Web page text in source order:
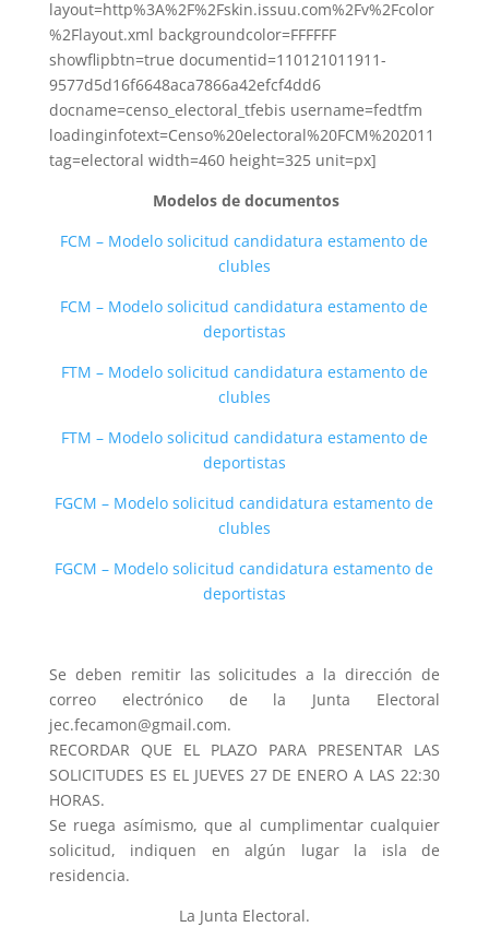
layout=http%3A%2F%2Fskin.issuu.com%2Fv%2Fcolor
%2Flayout.xml backgroundcolor=FFFFFF
showflipbtn=true documentid=110121011911-
9577d5d16f6648aca7866a42efcf4dd6
docname=censo_electoral_tfebis username=fedtfm
loadinginfotext=Censo%20electoral%20FCM%202011
tag=electoral width=460 height=325 unit=px]
Modelos de documentos
FCM – Modelo solicitud candidatura estamento de
clubles
FCM – Modelo solicitud candidatura estamento de
deportistas
FTM – Modelo solicitud candidatura estamento de
clubles
FTM – Modelo solicitud candidatura estamento de
deportistas
FGCM – Modelo solicitud candidatura estamento de
clubles
FGCM – Modelo solicitud candidatura estamento de
deportistas
Se deben remitir las solicitudes a la dirección de
correo electrónico de la Junta Electoral
jec.fecamon@gmail.com.
RECORDAR QUE EL PLAZO PARA PRESENTAR LAS
SOLICITUDES ES EL JUEVES 27 DE ENERO A LAS 22:30
HORAS.
Se ruega asímismo, que al cumplimentar cualquier
solicitud, indiquen en algún lugar la isla de
residencia.
La Junta Electoral.